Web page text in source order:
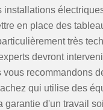
installations
en place des
très
devront
vous recommandons
qui utilise des
garantie d'un travail